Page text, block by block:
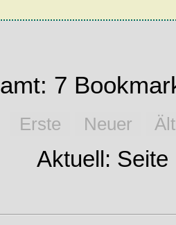
7
Erste Neuer
Aktuell: Seite